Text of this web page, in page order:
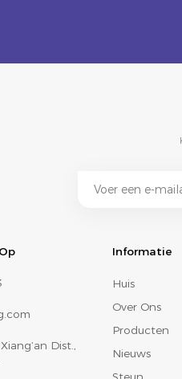
Dist.,
Informatie
Huis
Over Ons
Producten
Nieuws